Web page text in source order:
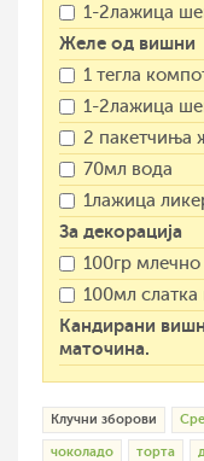
1-2лажица
Желе од вишни
1 тегла
1-2лажица
2 пакетчиња
70мл вода
1лажица
За декорација
100гр
100мл слатка
Кандирани
маточина.
Клучни зборови
чоколадо торта